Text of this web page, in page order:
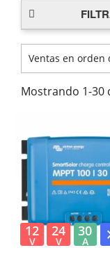
Ventas en orden
Mostrando 1-30
12
V
24
V
30
A